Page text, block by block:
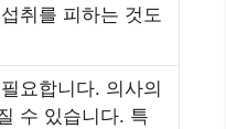
취를 피하는 것도
요합니다. 의사의
수 있습니다. 특